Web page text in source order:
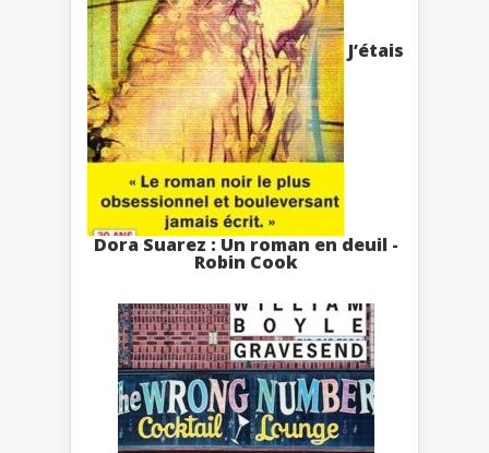
J’étais
Dora Suarez : Un roman en deuil -
Robin Cook